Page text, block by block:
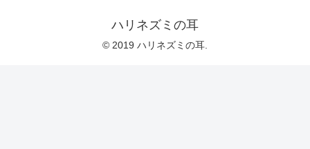
ハリネズミの耳
© 2019 ハリネズミの耳.